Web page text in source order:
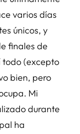
varios días
únicos, y
finales de
todo (excepto
bien, pero
Mi
durante
ha